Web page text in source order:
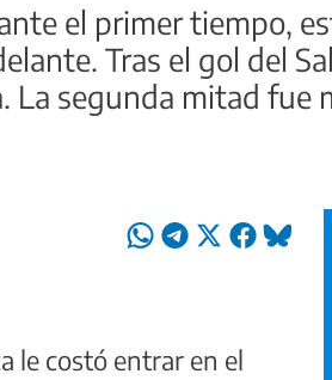
el primer tiempo,
Tras el gol del
La segunda mitad fue
le costó entrar en el